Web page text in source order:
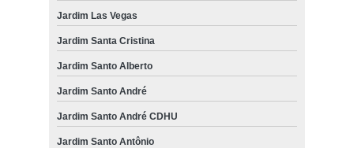
Jardim Las Vegas
Jardim Santa Cristina
Jardim Santo Alberto
Jardim Santo André
Jardim Santo André CDHU
Jardim Santo Antônio